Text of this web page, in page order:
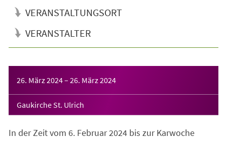
VERANSTALTUNGSORT
VERANSTALTER
26. März 2024– 26. März 2024
Gaukirche St. Ulrich
In der Zeit vom 6. Februar 2024 bis zur Karwoche